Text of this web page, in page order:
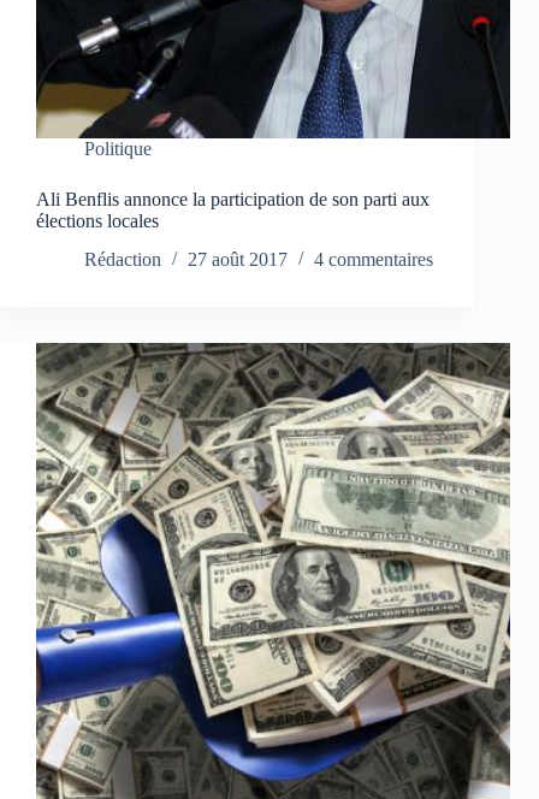
Politique
Ali Benflis annonce la participation de son parti aux
élections locales
Rédaction
27 août 2017 4 commentaires